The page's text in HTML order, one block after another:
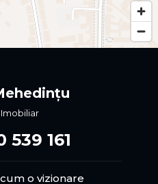
539 161‬
o vizionare